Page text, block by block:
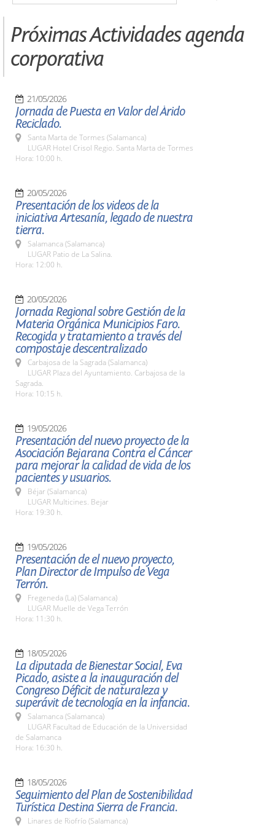
Próximas Actividades agenda
corporativa
21/05/2026
Jornada de Puesta en Valor del Árido
Reciclado.
Santa Marta de Tormes (Salamanca)
LUGAR Hotel Crisol Regio. Santa Marta de Tormes
Hora: 10:00 h.
20/05/2026
Presentación de los videos de la
iniciativa Artesanía, legado de nuestra
tierra.
Salamanca (Salamanca)
LUGAR Patio de La Salina.
Hora: 12:00 h.
20/05/2026
Jornada Regional sobre Gestión de la
Materia Orgánica Municipios Faro.
Recogida y tratamiento a través del
compostaje descentralizado
Carbajosa de la Sagrada (Salamanca)
LUGAR Plaza del Ayuntamiento. Carbajosa de la
Sagrada.
Hora: 10:15 h.
19/05/2026
Presentación del nuevo proyecto de la
Asociación Bejarana Contra el Cáncer
para mejorar la calidad de vida de los
pacientes y usuarios.
Béjar (Salamanca)
LUGAR Multicines. Bejar
Hora: 19:30 h.
19/05/2026
Presentación de el nuevo proyecto,
Plan Director de Impulso de Vega
Terrón.
Fregeneda (La) (Salamanca)
LUGAR Muelle de Vega Terrón
Hora: 11:30 h.
18/05/2026
La diputada de Bienestar Social, Eva
Picado, asiste a la inauguración del
Congreso Déficit de naturaleza y
superávit de tecnología en la infancia.
Salamanca (Salamanca)
LUGAR Facultad de Educación de la Universidad
de Salamanca
Hora: 16:30 h.
18/05/2026
Seguimiento del Plan de Sostenibilidad
Turística Destina Sierra de Francia.
Linares de Riofrío (Salamanca)